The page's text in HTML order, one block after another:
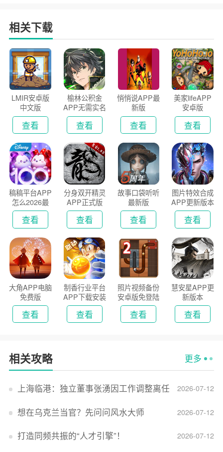
相关下载
LMIR安卓版
中文版
查看
榆林公积金
APP无需实名
认证版
查看
悄悄说APP最
新版
查看
美家lifeAPP
安卓版
查看
稿稿平台APP
怎么2026最
新版
查看
分身双开精灵
APP正式版
查看
故事口袋听听
最新版
查看
图片特效合成
APP更新版本
2026
查看
大角APP电脑
免费版
查看
制香行业平台
APP下载安装
2026
查看
照片视频备份
安卓版免登陆
版
查看
慧安星APP更
新版本
查看
相关攻略 更多
2026-07-12
上海临港：独立董事张湧因工作调整离任
2026-07-12
想在乌克兰当官？先问问风水大师
2026-07-12
打造同频共振的“人才引擎”！